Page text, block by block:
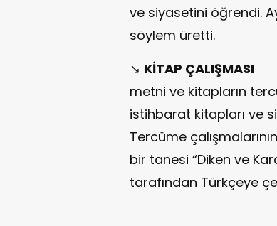
ve siyasetini öğrendi.
söylem üretti.
↘ KİTAP ÇALIŞMASI :
metni ve kitapların
istihbarat kitapları ve
Tercüme
bir tanesi “Diken ve
tarafından Türkçeye